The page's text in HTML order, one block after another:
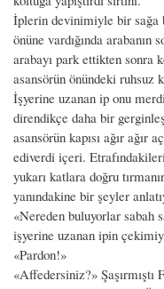
İplerin devinimiyle bir sağa
önüne vardığında
arabayı park ettikten sonra
asansörün önündeki ruhsuz
İşyerine uzanan ip onu
direndikçe daha bir
asansörün kapısı ağır ağır
ediverdi içeri.
yukarı katlara doğru
yanındakine bir şeyler
«Nereden buluyorlar sabah
işyerine uzanan ipin
«Pardon!»
«Affedersiniz?» Şaşırmıştı